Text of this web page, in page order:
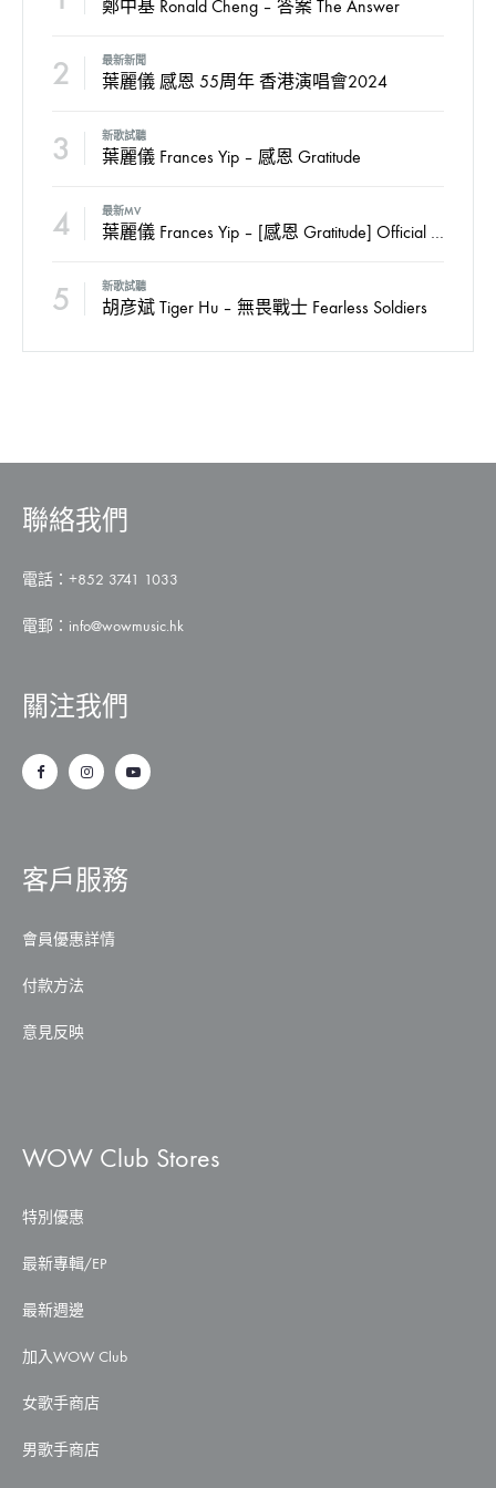
鄭中基 Ronald Cheng – 答案 The Answer
2 最新新聞
葉麗儀 感恩 55周年 香港演唱會2024
3 新歌試聽
葉麗儀 Frances Yip – 感恩 Gratitude
4 最新MV
葉麗儀 Frances Yip – [感恩 Gratitude] Official MV
5 新歌試聽
胡彦斌 Tiger Hu – 無畏戰士 Fearless Soldiers
聯絡我們
電話：+852 3741 1033
電郵： info@wowmusic.hk
關注我們
客戶服務
會員優惠詳情
付款方法
意見反映
WOW Club Stores
特別優惠
最新專輯/EP
最新週邊
加入WOW Club
女歌手商店
男歌手商店